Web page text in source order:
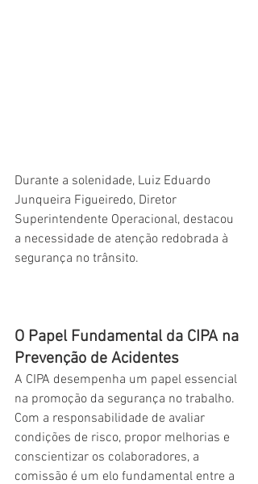
Durante a solenidade, Luiz Eduardo
Junqueira Figueiredo, Diretor
Superintendente Operacional, destacou
a necessidade de atenção redobrada à
segurança no trânsito.
O Papel Fundamental da CIPA na
Prevenção de Acidentes
A CIPA desempenha um papel essencial
na promoção da segurança no trabalho.
Com a responsabilidade de avaliar
condições de risco, propor melhorias e
conscientizar os colaboradores, a
comissão é um elo fundamental entre a